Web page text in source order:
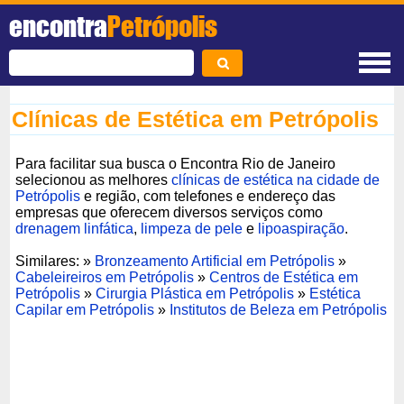
encontraPetrópolis
Clínicas de Estética em Petrópolis
Para facilitar sua busca o Encontra Rio de Janeiro
selecionou as melhoresclínicas de estética na cidade de
Petrópolis e região, com telefones e endereço das
empresas que oferecem diversos serviços como
drenagem linfática, limpeza de pele e lipoaspiração.
Similares: » Bronzeamento Artificial em Petrópolis »
Cabeleireiros em Petrópolis »Centros de Estética em
Petrópolis »Cirurgia Plástica em Petrópolis » Estética
Capilar em Petrópolis » Institutos de Beleza em Petrópolis